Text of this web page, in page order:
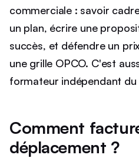
commerciale : savoir
un plan, écrire une
succès, et défendre un
une grille OPCO. C'est
formateur indépendant
Comment
déplacement ?